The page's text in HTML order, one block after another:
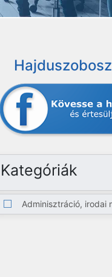
Kategóriák
Adminisztráció, irodai